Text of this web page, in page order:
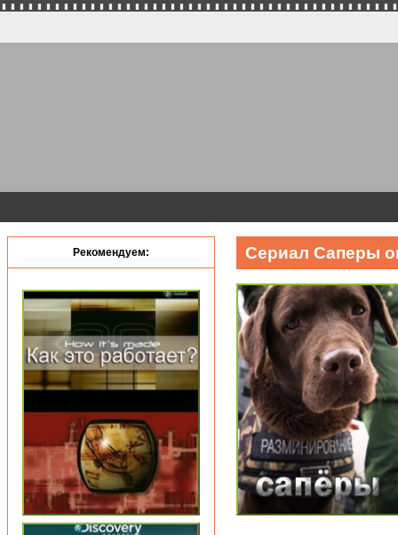
Сериал Саперы
Рекомендуем: